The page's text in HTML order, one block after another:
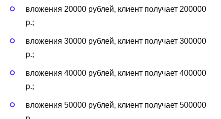
вложения 20000 рублей, клиент получает 200000
р.;
вложения 30000 рублей, клиент получает 300000
р.;
вложения 40000 рублей, клиент получает 400000
р.;
вложения 50000 рублей, клиент получает 500000